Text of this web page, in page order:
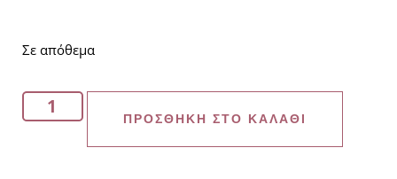
Σε απόθεμα
ΠΡΟΣΘΉΚΗ ΣΤΟ ΚΑΛΆΘΙ